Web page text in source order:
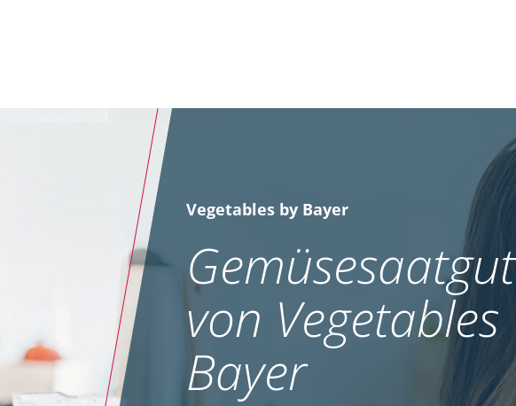
Vegetables by Bayer
Gemüsesaatgut
von Vegetables
Bayer